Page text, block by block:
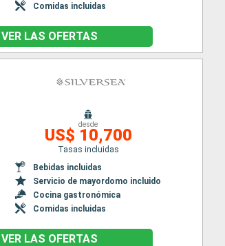
Comidas incluidas
VER LAS OFERTAS
desde
US$ 10,700
Tasas incluidas
Bebidas incluidas
Servicio de mayordomo incluido
Cocina gastronómica
Comidas incluidas
VER LAS OFERTAS